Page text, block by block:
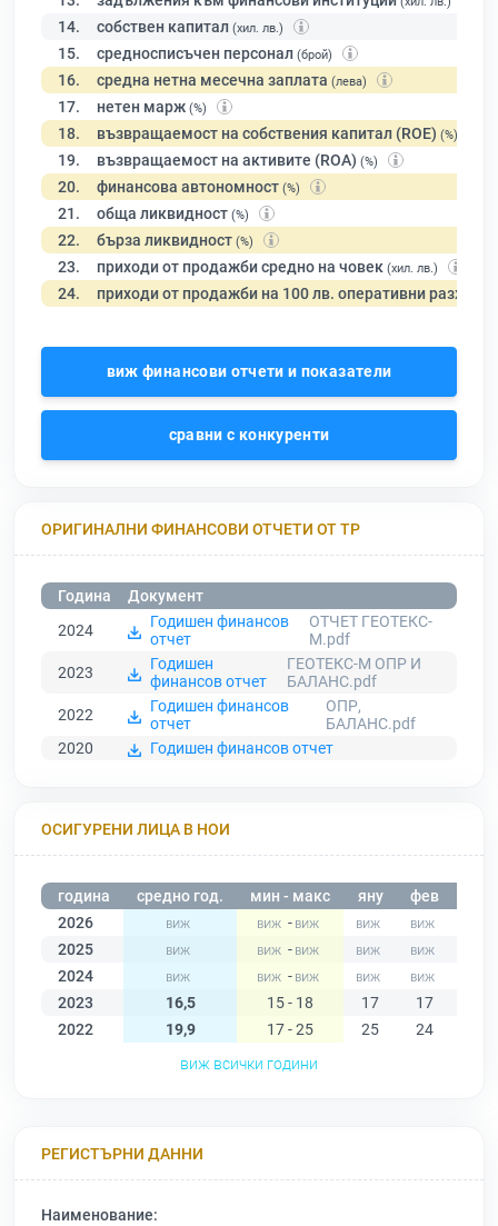
14. собствен капитал (хил. лв.)
15. средносписъчен персонал (брой)
16. средна нетна месечна заплата (лева)
17. нетен марж (%)
18. възвращаемост на собствения капитал (ROE) (%)
19. възвращаемост на активите (ROA) (%)
20. финансова автономност (%)
21. обща ликвидност (%)
22. бърза ликвидност (%)
23. приходи от продажби средно на човек (хил. лв.)
24. приходи от продажби на 100 лв. оперативни разходи
виж финансови отчети и показатели
сравни с конкуренти
ОРИГИНАЛНИ ФИНАНСОВИ ОТЧЕТИ ОТ ТР
Година
Документ
2024
Годишен финансов
отчет
ОТЧЕТ ГЕОТЕКС-
М.pdf
2023
Годишен
финансов отчет
ГЕОТЕКС-М ОПР И
БАЛАНС.pdf
2022
Годишен финансов
отчет
ОПР,
БАЛАНС.pdf
2020
Годишен финансов отчет
ОСИГУРЕНИ ЛИЦА В НОИ
година средно год. мин - макс яну фев
2026
-
2025
-
2024
-
2023
16,5 15 - 18 17 17
2022
19,9 17 - 25 25 24
виж всички години
РЕГИСТЪРНИ ДАННИ
Наименование: